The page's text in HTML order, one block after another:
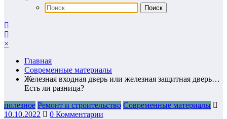
×
Главная
Современные материалы
Железная входная дверь или железная защитная дверь…
Есть ли разница?
полезное Ремонт и строительство Современные материалы
10.10.2022
0 Комментарии